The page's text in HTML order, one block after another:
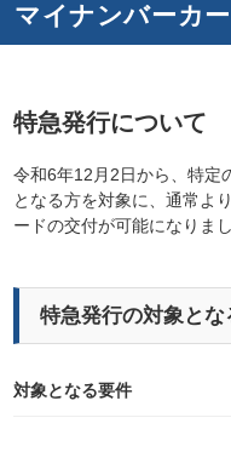
マイナンバーカ
特急発行について
令和6年12月2日から、特定
となる方を対象に、通常よ
ードの交付が可能になりまし
特急発行の対象とな
対象となる要件